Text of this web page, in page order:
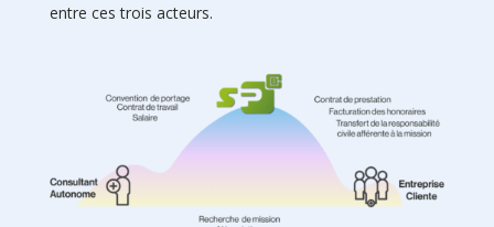
entre ces trois acteurs.